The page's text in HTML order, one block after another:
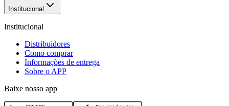
Institucional
Institucional
Distribuidores
Como comprar
Informações de entrega
Sobre o APP
Baixe nosso app